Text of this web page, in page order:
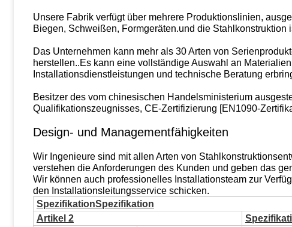
Unsere Fabrik verfügt über mehrere Produktionslinien,
Biegen, Schweißen, Formgeräten.und die Stahlkonstruktion
Das Unternehmen kann mehr als 30 Arten von
herstellen..Es kann eine vollständige Auswahl an
Installationsdienstleistungen und technische Beratung
Besitzer des vom chinesischen Handelsministerium
Qualifikationszeugnisses, CE-Zertifizierung [EN1090-
Design- und Managementfähigkeiten
Wir Ingenieure sind mit allen Arten von
verstehen die Anforderungen des Kunden und geben das
Wir können auch professionelles Installationsteam zur
den Installationsleitungsservice schicken.
SpezifikationSpezifikation
Artikel 2